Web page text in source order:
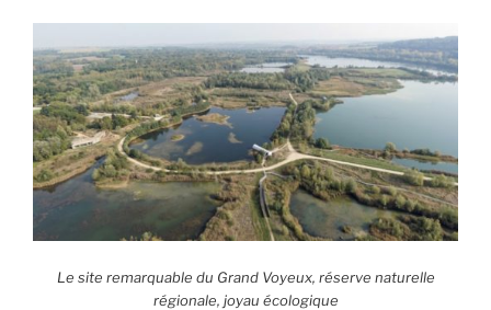
Le site remarquable du Grand Voyeux, réserve naturelle
régionale, joyau écologique